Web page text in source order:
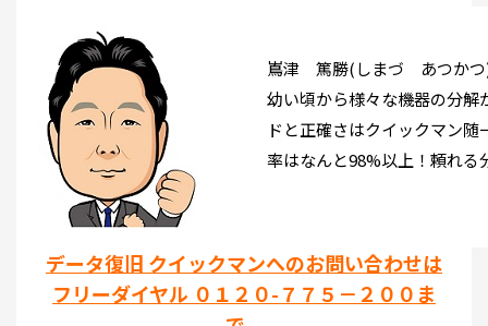
嶌津 篤勝(しまづ あつか
幼い頃から様々な機器の分解
ドと正確さはクイックマン
率はなんと98%以上！頼れる
データ復旧 クイックマンへのお問い合わせは
フリーダイヤル ０１２０-７７５－２００ま